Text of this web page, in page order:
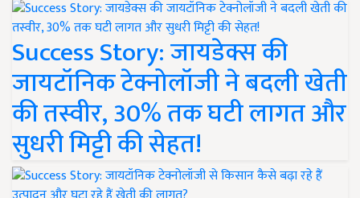
Success Story: जायडेक्स की
जायटॉनिक टेक्नोलॉजी ने बदली खेती
की तस्वीर, 30% तक घटी लागत और
सुधरी मिट्टी की सेहत!